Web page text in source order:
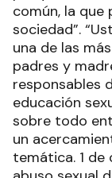
común, la que
sociedad”.
una de las
padres y
responsables
educación
sobre todo
un
temática. 1 de